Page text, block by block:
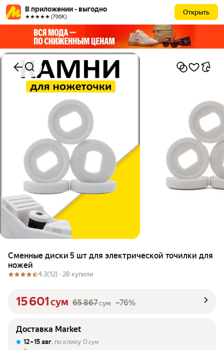
В приложении - выгодно
★★★★★ (700К)
Открыть
Сменные диски 5 шт для электрической точилки для
ножей
4.3(12) · 28 купили
15 601сум 65 867сум –76%
Доставка Market
12 – 15 авг, по клику 0 сум